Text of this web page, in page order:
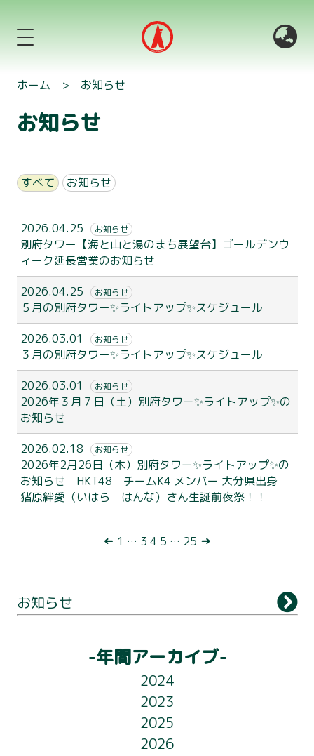
利用案内
ライトアップ
フロアガイド
お知らせ
ホーム > お知らせ
お知らせ
すべて お知らせ
2026.04.25 お知らせ
別府タワー【海と山と湯のまち展望台】ゴールデンウ
ィーク延長営業のお知らせ
2026.04.25
お知らせ
５月の別府タワー✨ライトアップ✨スケジュール
2026.03.01
お知らせ
３月の別府タワー✨ライトアップ✨スケジュール
2026.03.01
お知らせ
2026年３月７日（土）別府タワー✨ライトアップ✨の
お知らせ
2026.02.18
お知らせ
2026年2月26日（木）別府タワー✨ライトアップ✨の
お知らせ HKT48 チームK4 メンバー 大分県出身
猪原絆愛（いはら はんな）さん生誕前夜祭！！
ナ
ビ
← 1 … 3 4 5 … 25 →
お知らせ
-年間アーカイブ-
2024
2023
2025
2026